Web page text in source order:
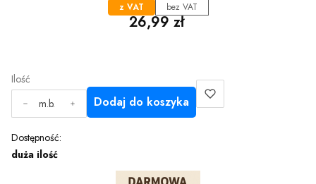
z VAT bez VAT
Cena
26,99 zł
Ilość
m.b.
Dodaj do koszyka
Dostępność:
duża ilość